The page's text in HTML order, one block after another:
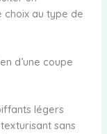
choix au type de
d’une coupe
légers
sans